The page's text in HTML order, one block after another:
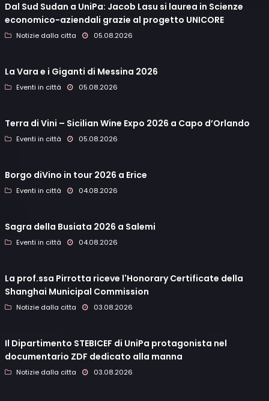
Dal Sud Sudan a UniPa: Jacob Lasu si laurea in Scienze
economico-aziendali grazie al progetto UNICORE
Notizie dalla citta 05.08.2026
La Vara e i Giganti di Messina 2026
Eventi in città 05.08.2026
Terra di Vini – Sicilian Wine Expo 2026 a Capo d’Orlando
Eventi in città 05.08.2026
Borgo diVino in tour 2026 a Erice
Eventi in città 04.08.2026
Sagra della Busiata 2026 a Salemi
Eventi in città 04.08.2026
La prof.ssa Pirrotta riceve l'Honorary Certificate della
Shanghai Municipal Commission
Notizie dalla citta 03.08.2026
Il Dipartimento STEBICEF di UniPa protagonista nel
documentario ZDF dedicato alla manna
Notizie dalla citta 03.08.2026